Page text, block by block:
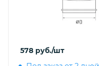
578 руб./шт